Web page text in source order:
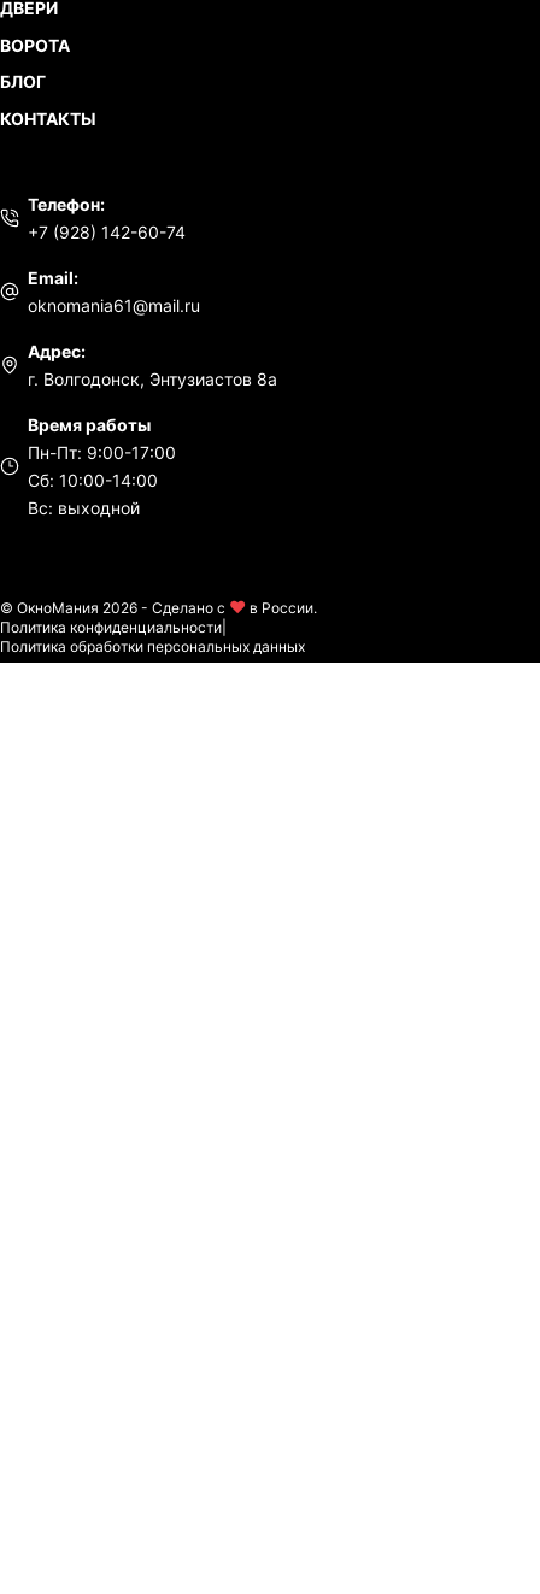
ДВЕРИ
ВОРОТА
БЛОГ
КОНТАКТЫ
Телефон:
+7 (928) 142-60-74
Email:
oknomania61@mail.ru
Адрес:
г. Волгодонск, Энтузиастов 8а
Время работы
Пн-Пт: 9:00-17:00
Сб: 10:00-14:00
Вс: выходной
© ОкноМания 2026 - Сделано с
в России.
Политика конфиденциальности
Политика обработки персональных данных